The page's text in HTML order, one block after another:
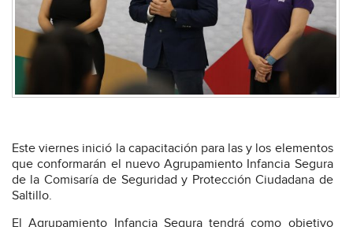
Este viernes inició la capacitación para las y los elementos
que conformarán el nuevo Agrupamiento Infancia Segura
de la Comisaría de Seguridad y Protección Ciudadana de
Saltillo.
El Agrupamiento Infancia Segura tendrá como objetivo